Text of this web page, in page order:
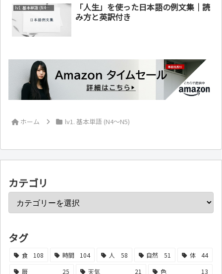
lv1. 基本単語 (N4～N5)
「人生」を使った日本語の例文集｜読
み方と英訳付き
ホーム lv1. 基本単語 (N4～N5)
カテゴリ
タグ
食 108 時間 104 人 58 自然 51 体
44
暦
25 天気 21 色 13